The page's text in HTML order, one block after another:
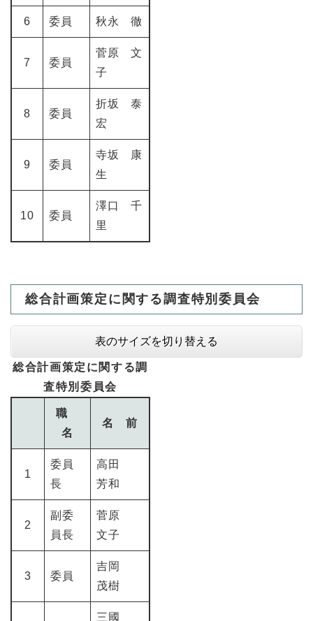
6 委員 秋永 徹
7 委員
菅原 文
子
8 委員
折坂 泰
宏
9 委員
寺坂 康
生
10 委員
澤口 千
里
総合計画策定に関する調査特別委員会
表のサイズを切り替える
総合計画策定に関する調
査特別委員会
職
名
名 前
1
委員
長
高田
芳和
2
副委
員長
菅原
文子
3 委員
吉岡
茂樹
三國